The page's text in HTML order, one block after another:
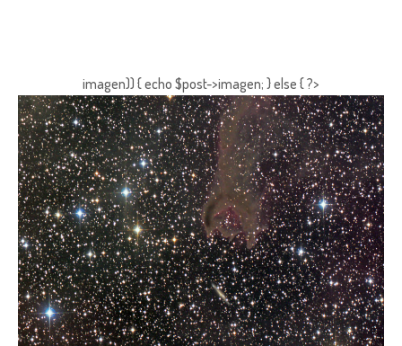
imagen)) { echo $post->imagen; } else { ?>